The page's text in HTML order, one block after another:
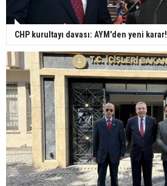
CHP kurultayı davası: AYM'den yeni karar!